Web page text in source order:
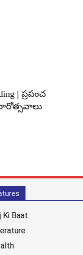
| ప్రపంచ
Ki Baat